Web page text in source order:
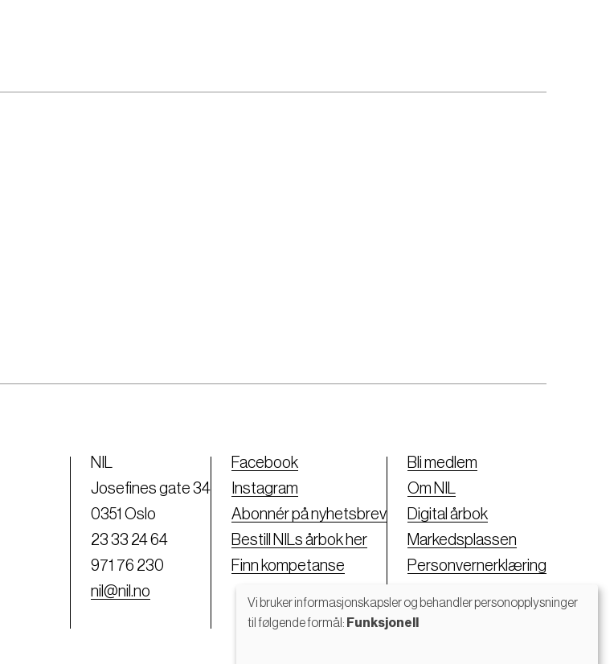
NIL
Josefines gate 34
0351 Oslo
23 33 24 64
971 76 230
nil@nil.no
Facebook
Instagram
Abonnér på nyhetsbrev
Bestill NILs årbok her
Finn kompetanse
Bli medlem
Om NIL
Digital årbok
Markedsplassen
Personvernerklæring
Bruk
Vi bruker informasjonskapsler og behandler personopplysninger
til følgende formål: Funksjonell